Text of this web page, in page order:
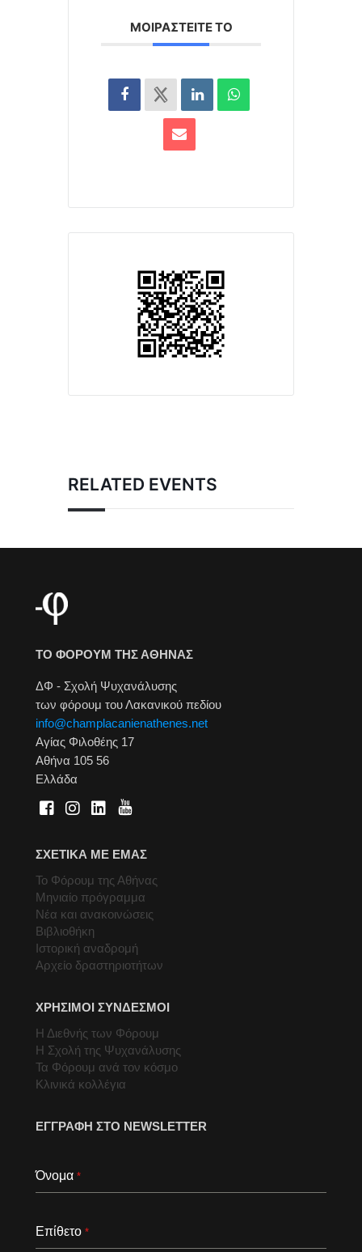
ΜΟΙΡΑΣΤΕΊΤΕ ΤΟ
RELATED EVENTS
ΤΟ ΦΟΡΟΥΜ ΤΗΣ ΑΘΗΝΑΣ
ΔΦ - Σχολή Ψυχανάλυσης
των φόρουμ του Λακανικού πεδίου
info@champlacanienathenes.net
Αγίας Φιλοθέης 17
Αθήνα 105 56
Ελλάδα
ΣΧΕΤΙΚΑ ΜΕ ΕΜΑΣ
Το Φόρουμ της Αθήνας
Μηνιαίο πρόγραμμα
Νέα και ανακοινώσεις
Βιβλιοθήκη
Ιστορική αναδρομή
Αρχείο δραστηριοτήτων
ΧΡΗΣΙΜΟΙ ΣΥΝΔΕΣΜΟΙ
Η Διεθνής των Φόρουμ
Η Σχολή της Ψυχανάλυσης
Τα Φόρουμ ανά τον κόσμο
Κλινικά κολλέγια
ΕΓΓΡΑΦΗ ΣΤΟ NEWSLETTER
Όνομα *
Επίθετο *